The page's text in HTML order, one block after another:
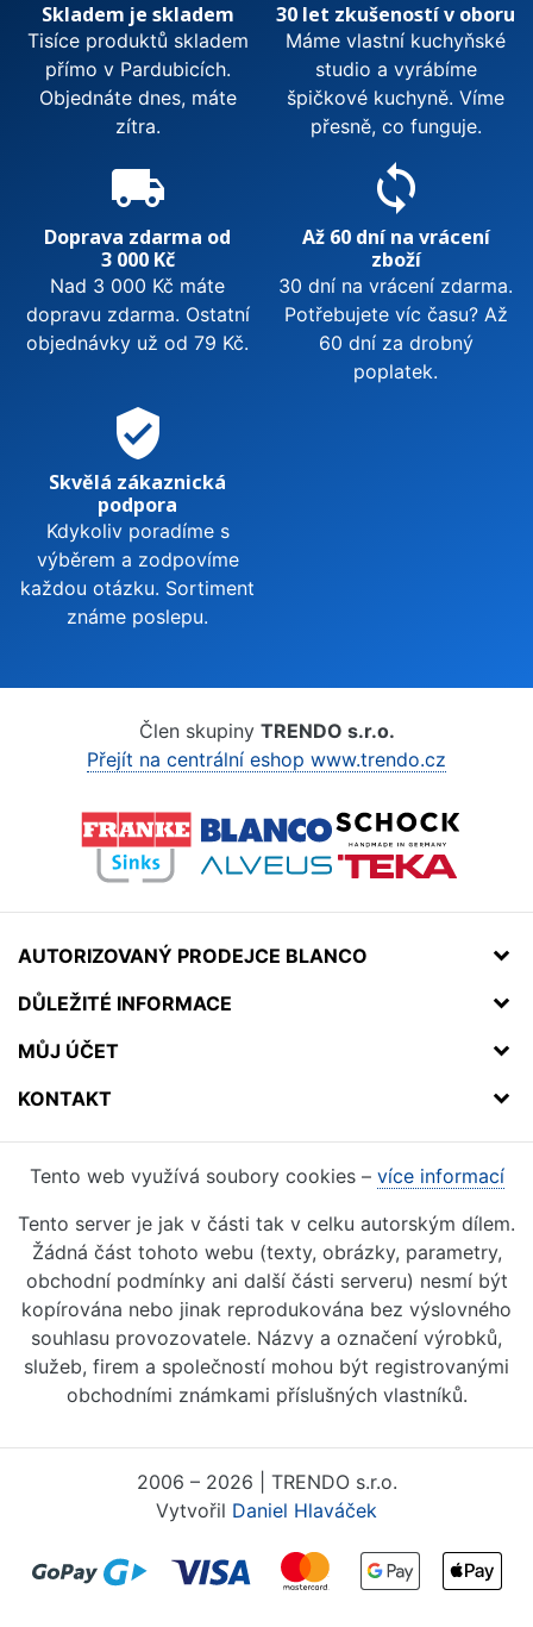
Skladem je skladem
Tisíce produktů skladem
přímo v Pardubicích.
Objednáte dnes, máte
zítra.
30 let zkušeností v oboru
Máme vlastní kuchyňské
studio a vyrábíme
špičkové kuchyně. Víme
přesně, co funguje.
local_shipping
Doprava zdarma od
3 000 Kč
Nad 3 000 Kč máte
dopravu zdarma. Ostatní
objednávky už od 79 Kč.
sync
Až 60 dní na vrácení
zboží
30 dní na vrácení zdarma.
Potřebujete víc času? Až
60 dní za drobný
poplatek.
verified_user
Skvělá zákaznická
podpora
Kdykoliv poradíme s
výběrem a zodpovíme
každou otázku. Sortiment
známe poslepu.
Člen skupiny TRENDO s.r.o.
Přejít na centrální eshop www.trendo.cz
AUTORIZOVANÝ PRODEJCE BLANCO
DŮLEŽITÉ INFORMACE
MŮJ ÚČET
KONTAKT
Tento web využívá soubory cookies – více informací
Tento server je jak v části tak v celku autorským dílem.
Žádná část tohoto webu (texty, obrázky, parametry,
obchodní podmínky ani další části serveru) nesmí být
kopírována nebo jinak reprodukována bez výslovného
souhlasu provozovatele. Názvy a označení výrobků,
služeb, firem a společností mohou být registrovanými
obchodními známkami příslušných vlastníků.
2006 – 2026 | TRENDO s.r.o.
Vytvořil Daniel Hlaváček